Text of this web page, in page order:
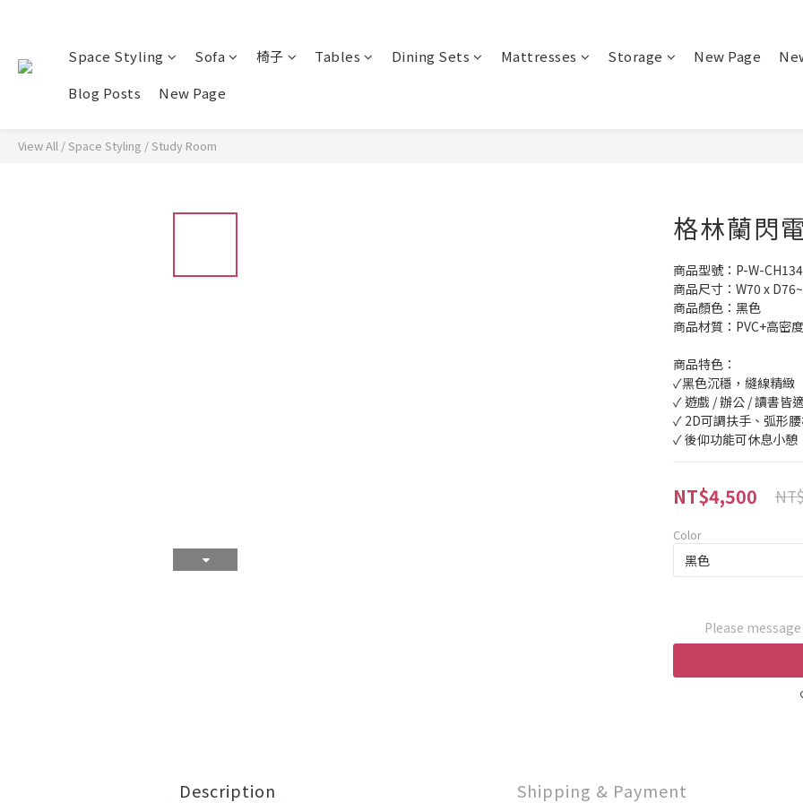
Space Styling Sofa 椅子 Tables Dining Sets Mattresses Storage New Page
Blog Posts
New Page
View All /Space Styling /Study Room
格林蘭閃
商品型號：P-W-
商品尺寸：W70 x
商品顏色：黑色
商品材質：PVC+高密
商品特色：
✓黑色沉穩，縫線精緻
✓ 遊戲 / 辦公 / 讀書皆
✓ 2D可調扶手、弧形
✓ 後仰功能可休息小憩
NT$4,500
Color
Please
Description Shipping & Payment